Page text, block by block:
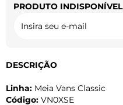
PRODUTO INDISPONÍVEL
DESCRIÇÃO
Linha: Meia Vans Classic
Código: VN0XSE